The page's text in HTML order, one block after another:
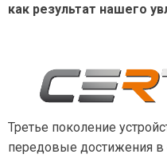
как результат нашего
Третье поколение
передовые достижения в